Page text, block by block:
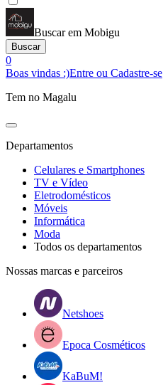
Buscar em Mobigu
Buscar
0
Boas vindas :)Entre ou Cadastre-se
Tem no Magalu
Departamentos
Celulares e Smartphones
TV e Vídeo
Eletrodomésticos
Móveis
Informática
Moda
Todos os departamentos
Nossas marcas e parceiros
Netshoes
Epoca Cosméticos
KaBuM!